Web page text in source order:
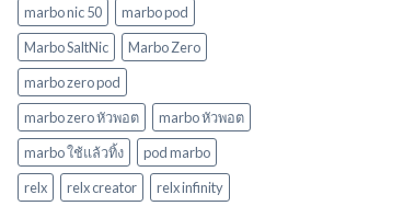
marbo nic 50
marbo pod
Marbo SaltNic
Marbo Zero
marbo zero pod
marbo zero หัวพอต
marbo หัวพอต
marbo ใช้แล้วทิ้ง
pod marbo
relx
relx creator
relx infinity